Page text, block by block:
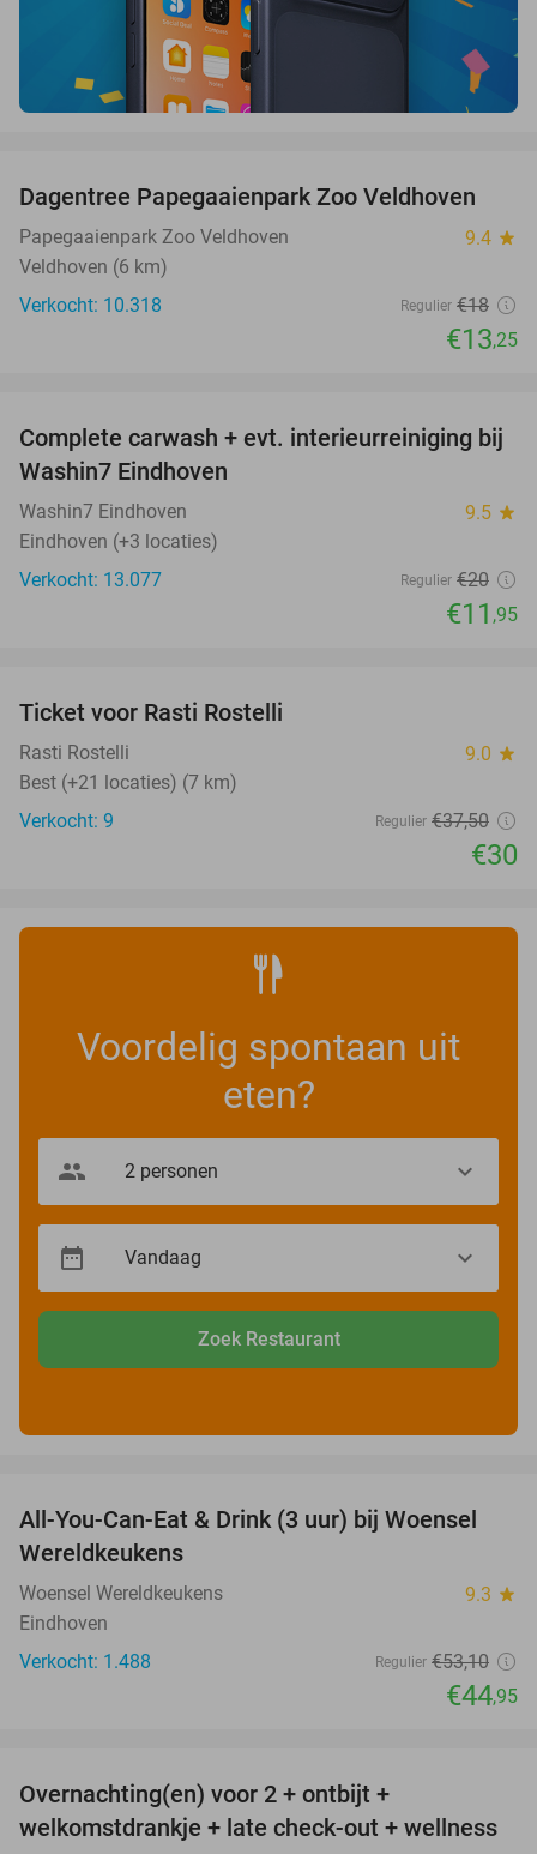
26%
Dagentree Papegaaienpark Zoo Veldhoven
Papegaaienpark Zoo Veldhoven 9.4 star
Veldhoven (6 km)
Verkocht: 10.318
Regulier €18
€13,25
40%
Complete carwash + evt. interieurreiniging bij
Washin7 Eindhoven
Washin7 Eindhoven 9.5 star
Eindhoven (+3 locaties)
Verkocht: 13.077
Regulier €20
€11 ,95
TODAY
Ticket voor Rasti Rostelli
Rasti Rostelli 9.0 star
Best (+21 locaties) (7 km)
Verkocht: 9
Regulier €37,50
€30
Voordelig spontaan uit
eten?
Zoek Restaurant
15%
All-You-Can-Eat & Drink (3 uur) bij Woensel
Wereldkeukens
Woensel Wereldkeukens 9.3 star
Eindhoven
Verkocht: 1.488
Regulier €53,10
€44,95
Overnachting(en) voor 2 + ontbijt +
welkomstdrankje + late check-out + wellness